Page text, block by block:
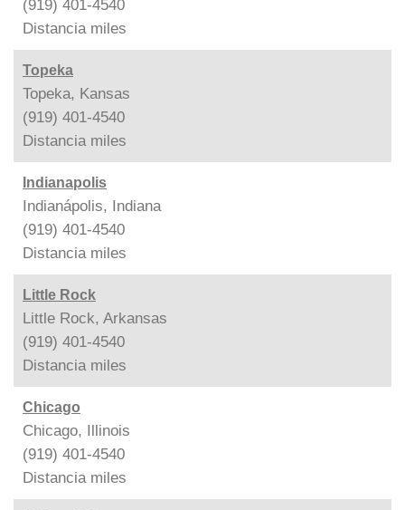
(919) 401-4540
Distancia miles
Topeka
Topeka, Kansas
(919) 401-4540
Distancia miles
Indianapolis
Indianápolis, Indiana
(919) 401-4540
Distancia miles
Little Rock
Little Rock, Arkansas
(919) 401-4540
Distancia miles
Chicago
Chicago, Illinois
(919) 401-4540
Distancia miles